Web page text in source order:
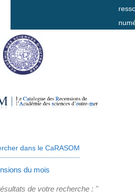
dans le CaRASOM
du mois
de votre recherche : "